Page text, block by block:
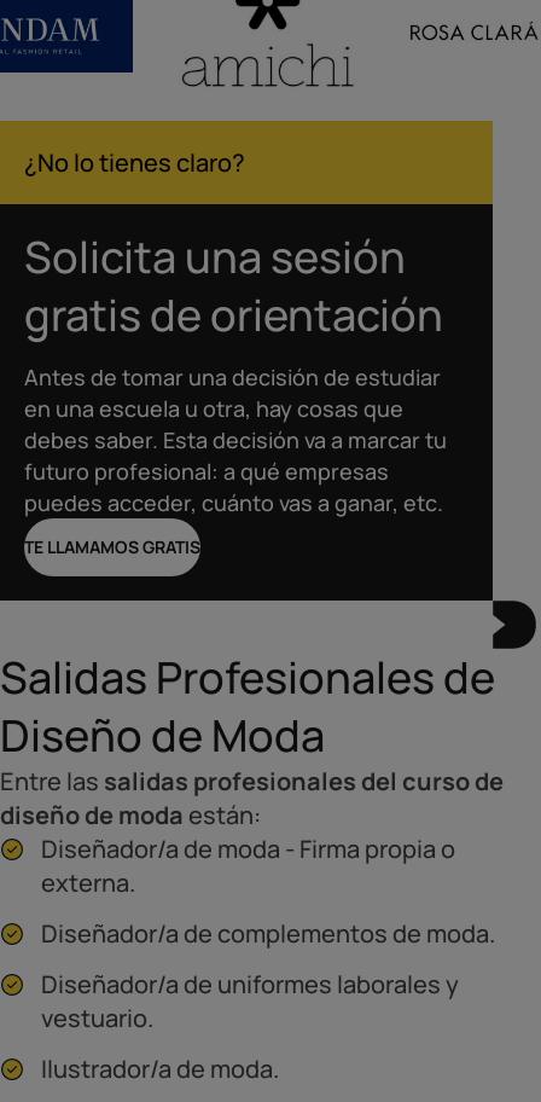
¿No lo tienes claro?
Solicita una sesión
gratis de orientación
Antes de tomar una decisión de estudiar
en una escuela u otra, hay cosas que
debes saber. Esta decisión va a marcar tu
futuro profesional: a qué empresas
puedes acceder, cuánto vas a ganar, etc.
TE LLAMAMOS GRATIS
Salidas Profesionales de
Diseño de Moda
Entre las salidas profesionales del curso de
diseño de moda están:
Diseñador/a de moda - Firma propia o
externa.
Diseñador/a de complementos de moda.
Diseñador/a de uniformes laborales y
vestuario.
Ilustrador/a de moda.